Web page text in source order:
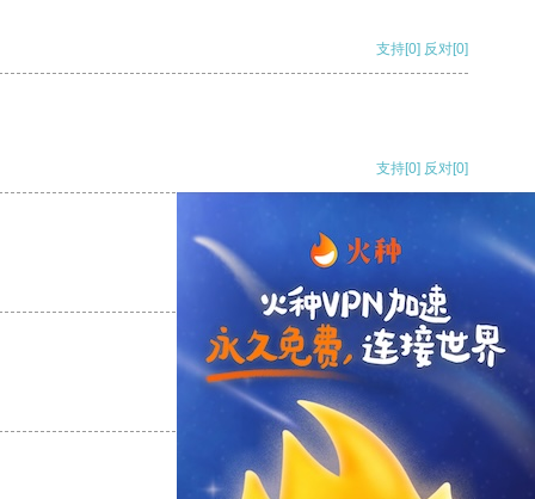
支持[0] 反对[0]
支持[0] 反对[0]
支持 反对
[0]